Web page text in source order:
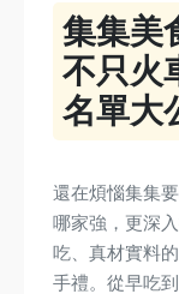
集集美
不只火
名單大
還在煩惱集集
哪家強，更深
吃、真材實料
手禮。從早吃